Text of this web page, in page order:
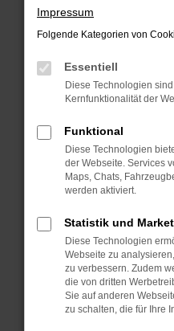
Beim Laden ist ein
Hier sind ein paar
Überprüfe deine
deine
Prüfe deine
Manche
können das
anderen Browser
Fenster?
Starte dein Gerät
Das kann
vorübergehende
Impressum
Folgende Kategorien von
Essentiell
Diese Technologien
Kernfunktionalität der
Funktional
Diese Technologien
der Webseite. Services
Maps, Chats,
werden aktiviert.
Statistik und
Diese Technologien
Webseite zu
zu verbessern. Zudem
die von dritten
Sie auf anderen
zu schalten, die für Ihre